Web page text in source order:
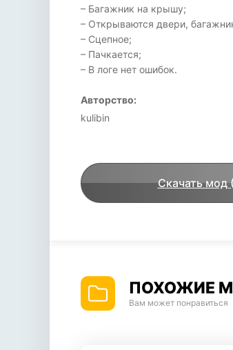
– Багажник на крышу;
– Открываются двери,
– Сцепное;
– Пачкается;
– В логе нет ошибок.
Авторство:
kulibin
Скачать мод
ПОХОЖИЕ
Вам может понравиться